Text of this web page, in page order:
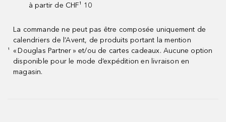
à partir de CHF¹ 10
¹
La commande ne peut pas être composée uniquement de
calendriers de l’Avent, de produits portant la mention
« Douglas Partner » et/ou de cartes cadeaux. Aucune option
disponible pour le mode d’expédition en livraison en
magasin.